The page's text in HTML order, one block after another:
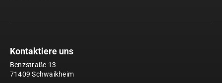
Kontaktiere uns
Benzstraße 13
71409 Schwaikheim